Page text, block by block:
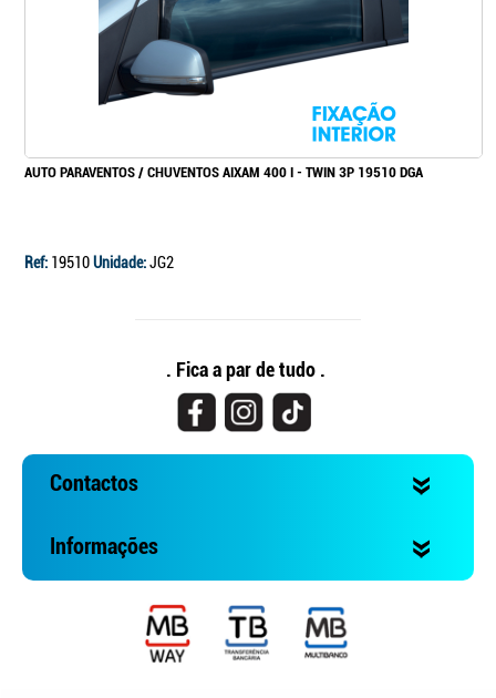
AUTO PARAVENTOS / CHUVENTOS AIXAM 400 I - TWIN 3P 19510 DGA
Ref: 19510Unidade:JG2
. Fica a par de tudo .
Contactos
Informações